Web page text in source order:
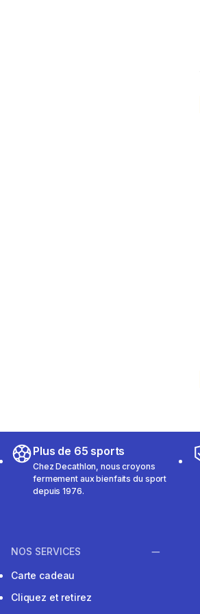
Plus de 65 sports
Chez Decathlon, nous croyons
fermement aux bienfaits du sport
depuis 1976.
NOS SERVICES
Carte cadeau
Cliquez et retirez